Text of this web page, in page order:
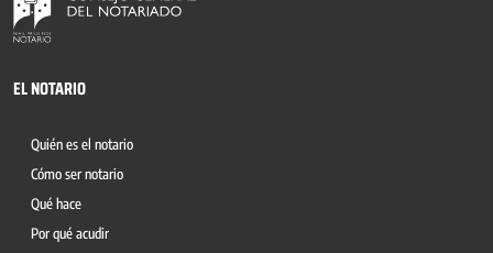
EL NOTARIO
Quién es el notario
Cómo ser notario
Qué hace
Por qué acudir